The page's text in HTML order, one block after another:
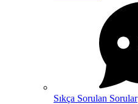
Sıkça Sorulan Sorular